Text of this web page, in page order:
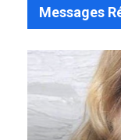
Messages